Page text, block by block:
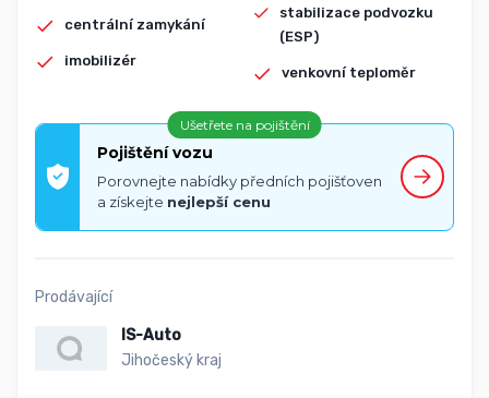
centrální zamykání
imobilizér
stabilizace podvozku
(ESP)
venkovní teploměr
Ušetřete na pojištění
Pojištění vozu
Porovnejte nabídky předních pojišťoven
a získejte nejlepší cenu
Prodávající
IS-Auto
Jihočeský kraj